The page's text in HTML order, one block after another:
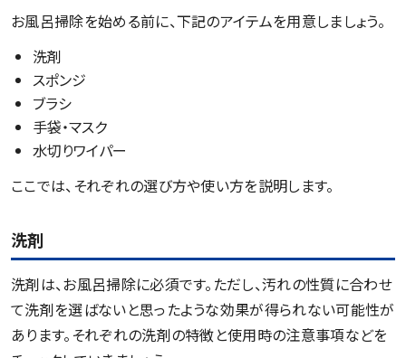
お風呂掃除を始める前に、下記のアイテムを用意しましょう。
洗剤
スポンジ
ブラシ
手袋・マスク
水切りワイパー
ここでは、それぞれの選び方や使い方を説明します。
洗剤
洗剤は、お風呂掃除に必須です。ただし、汚れの性質に合わせ
て洗剤を選ばないと思ったような効果が得られない可能性が
あります。それぞれの洗剤の特徴と使用時の注意事項などを